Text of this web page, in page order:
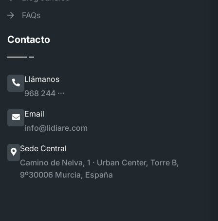
FAQs
Contacto
Llámanos
968 244 ···
Email
info@lidiare.com
Sede Central
Camino de Nelva, 1 · Urban Center, Torre B,
9º30006 Murcia, España